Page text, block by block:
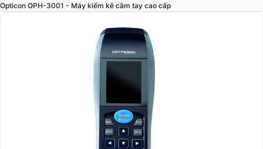
Opticon OPH-3001 - Máy kiểm kê cầm tay cao cấp